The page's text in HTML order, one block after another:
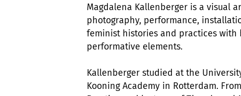
Magdalena Kallenberger is a visual
photography, performance,
feminist histories and practices
performative elements.
Kallenberger studied at the
Kooning Academy in Rotterdam.